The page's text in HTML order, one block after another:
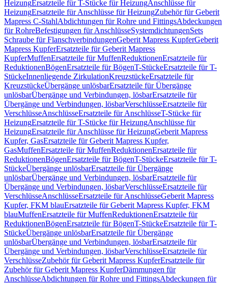
HeizungErsatzteile für T-Stücke für HeizungAnschlüsse für
HeizungErsatzteile für Anschlüsse für HeizungZubehör für Geberit
Mapress C-StahlAbdichtungen für Rohre und FittingsAbdeckungen
für RohreBefestigungen für AnschlüsseSystemdichtungenSets
Schraube für FlanschverbindungenGeberit Mapress KupferGeberit
Mapress KupferErsatzteile für Geberit Mapress
KupferMuffenErsatzteile für MuffenReduktionenErsatzteile für
ReduktionenBögenErsatzteile für BögenT-StückeErsatzteile für T-
StückeInnenliegende ZirkulationKreuzstückeErsatzteile für
KreuzstückeÜbergänge unlösbarErsatzteile für Übergänge
unlösbarÜbergänge und Verbindungen, lösbarErsatzteile für
Übergänge und Verbindungen, lösbarVerschlüsseErsatzteile für
VerschlüsseAnschlüsseErsatzteile für AnschlüsseT-Stücke für
HeizungErsatzteile für T-Stücke für HeizungAnschlüsse für
HeizungErsatzteile für Anschlüsse für HeizungGeberit Mapress
Kupfer, GasErsatzteile für Geberit Mapress Kupfer,
GasMuffenErsatzteile für MuffenReduktionenErsatzteile für
ReduktionenBögenErsatzteile für BögenT-StückeErsatzteile für T-
StückeÜbergänge unlösbarErsatzteile für Übergänge
unlösbarÜbergänge und Verbindungen, lösbarErsatzteile für
Übergänge und Verbindungen, lösbarVerschlüsseErsatzteile für
VerschlüsseAnschlüsseErsatzteile für AnschlüsseGeberit Mapress
Kupfer, FKM blauErsatzteile für Geberit Mapress Kupfer, FKM
blauMuffenErsatzteile für MuffenReduktionenErsatzteile für
ReduktionenBögenErsatzteile für BögenT-StückeErsatzteile für T-
StückeÜbergänge unlösbarErsatzteile für Übergänge
unlösbarÜbergänge und Verbindungen, lösbarErsatzteile für
Übergänge und Verbindungen, lösbarVerschlüsseErsatzteile für
VerschlüsseZubehör für Geberit Mapress KupferErsatzteile für
Zubehör für Geberit Mapress KupferDämmungen für
AnschlüsseAbdichtungen für Rohre und FittingsAbdeckungen für